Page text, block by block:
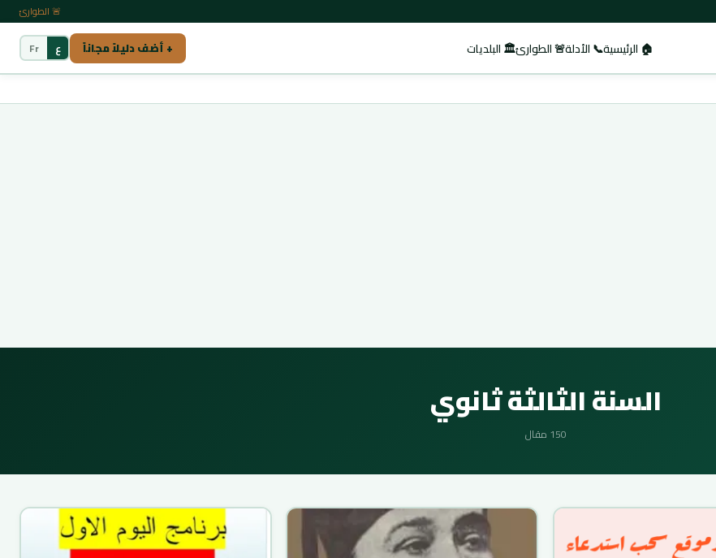
🚨 الطوارئ
🏠 الرئيسية📞 الأدلة🚨 الطوارئ🏛️ البلديات + أضف دليلاً مجاناً ع Fr
السنة الثالثة ثانوي
150 مقال